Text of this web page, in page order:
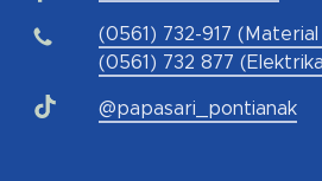
(0561) 732-917
(0561) 732 877
@papasari_pontianak